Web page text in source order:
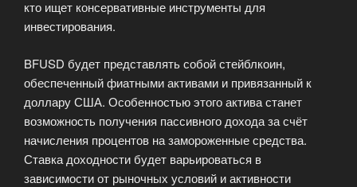
кто ищет консервативные инструменты для
инвестирования.
BFUSD будет представлять собой стейблкоин,
обеспеченный фиатными активами и привязанный к
доллару США. Особенностью этого актива станет
возможность получения пассивного дохода за счёт
начисления процентов на замороженные средства.
Ставка доходности будет варьироваться в
зависимости от рыночных условий и активности